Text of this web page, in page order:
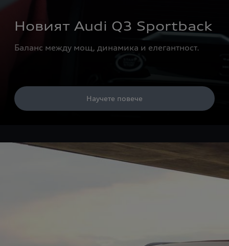
Новият Audi Q3 Sportback
Баланс между мощ, динамика и елегантност.
Научете повече